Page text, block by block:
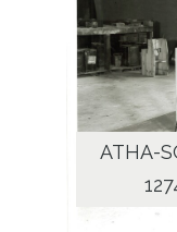
ATHA-